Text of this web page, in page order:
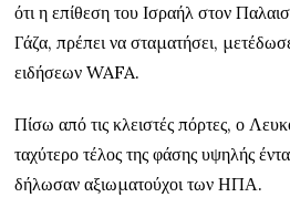
ότι η επίθεση του Ισραήλ στον
Γάζα, πρέπει να σταματήσει,
ειδήσεων WAFA.
Πίσω από τις κλειστές πόρτες, ο
ταχύτερο τέλος της φάσης υψηλής
δήλωσαν αξιωματούχοι των ΗΠΑ.